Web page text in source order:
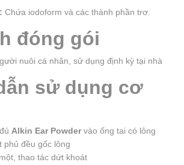
Chứa iodoform và các thành phần trơ.
đóng gói
nuôi cá nhân, sử dụng định kỳ tại nhà
sử dụng cơ
Alkin Ear Powdervào ống tai có lông
phủ đều gốc lông
thao tác dứt khoát